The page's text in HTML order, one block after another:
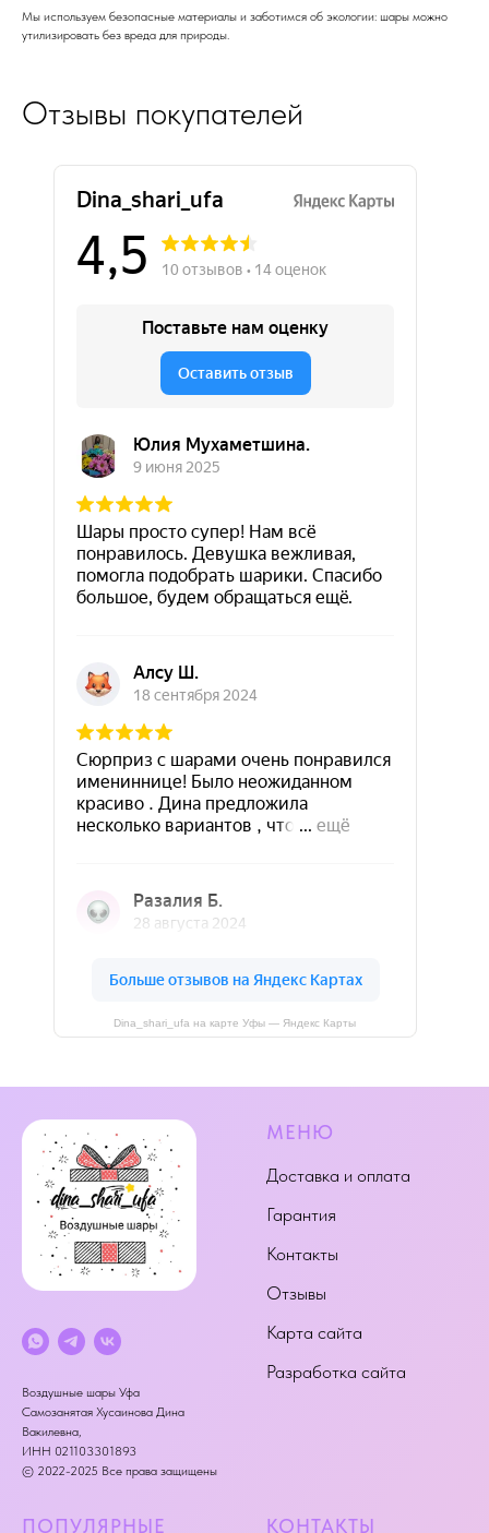
Мы используем безопасные материалы и заботимся об экологии: шары можно
утилизировать без вреда для природы.
Отзывы покупателей
Dina_shari_ufa на карте Уфы — Яндекс Карты
Воздушные шары Уфа
Самозанятая Хусаинова Дина
Вакилевна,
ИНН 021103301893
© 2022-2025 Все права защищены
МЕНЮ
Доставка и оплата
Гарантия
Контакты
Отзывы
Карта сайта
Разработка сайта
ПОПУЛЯРНЫЕ КОНТАКТЫ